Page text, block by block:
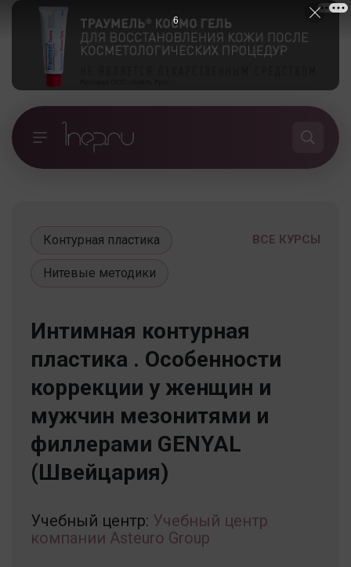
ВСЕ КУРСЫ
Контурная пластика
Нитевые методики
Интимная контурная
пластика . Особенности
коррекции у женщин и
мужчин мезонитями и
филлерами GENYAL
(Швейцария)
Учебный центр: Учебный центр
компании Asteuro Group
5